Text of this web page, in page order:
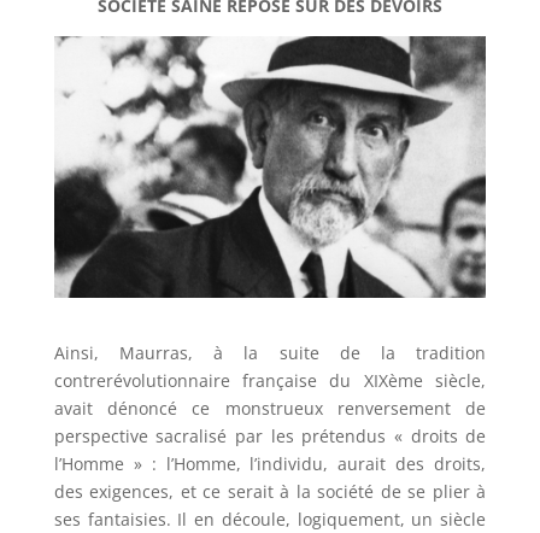
SOCIETE SAINE REPOSE SUR DES DEVOIRS
Ainsi, Maurras, à la suite de la tradition
contrerévolutionnaire française du XIXème siècle,
avait dénoncé ce monstrueux renversement de
perspective sacralisé par les prétendus « droits de
l’Homme » : l’Homme, l’individu, aurait des droits,
des exigences, et ce serait à la société de se plier à
ses fantaisies. Il en découle, logiquement, un siècle